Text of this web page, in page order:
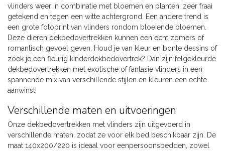
vlinders weer in combinatie met bloemen en planten, zeer fraai
getekend en tegen een witte achtergrond. Een andere trend is
een grote fotoprint van vlinders rondom bloeiende bloemen.
Deze dieren dekbedovertrekken kunnen een echt zomers of
romantisch gevoel geven. Houd je van kleur en bonte dessins of
zoek je een fleurig kinderdekbedovertrek? Dan zijn felgekleurde
dekbedovertrekken met exotische of fantasie vlinders in een
spannende mix van verschillende stijlen en kleuren een echte
aanwinst!
Verschillende maten en uitvoeringen
Onze dekbedovertrekken met vlinders zijn uitgevoerd in
verschillende maten, zodat ze voor elk bed beschikbaar zijn. De
maat 140x200/220 is ideaal voor eenpersoonsbedden, zowel